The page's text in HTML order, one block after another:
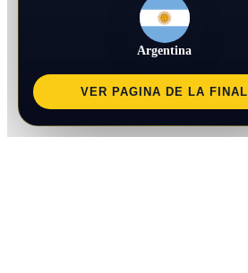
Argentina
VER PAGINA DE LA FINAL